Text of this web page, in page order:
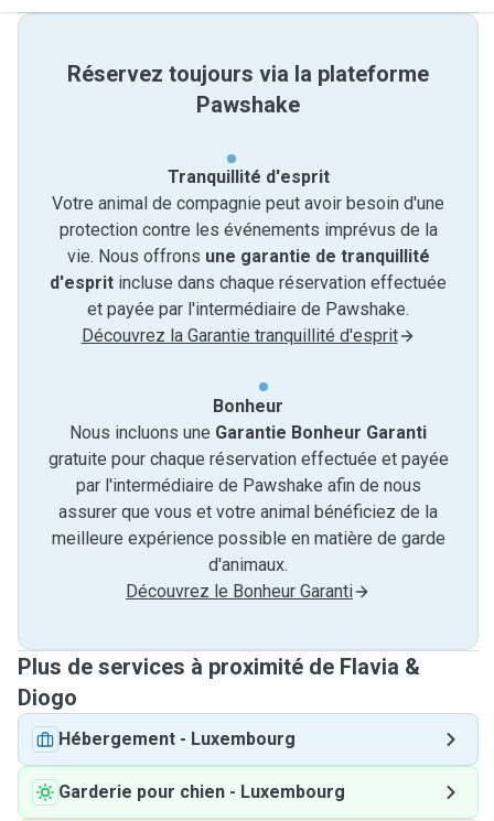
Réservez toujours via la plateforme
Pawshake
Tranquillité d'esprit
Votre animal de compagnie peut avoir besoin d'une
protection contre les événements imprévus de la
vie. Nous offrons une garantie de tranquillité
d'esprit incluse dans chaque réservation effectuée
et payée par l'intermédiaire de Pawshake.
Découvrez la Garantie tranquillité d'esprit
Bonheur
Nous incluons une Garantie Bonheur Garanti
gratuite pour chaque réservation effectuée et payée
par l'intermédiaire de Pawshake afin de nous
assurer que vous et votre animal bénéficiez de la
meilleure expérience possible en matière de garde
d'animaux.
Découvrez le Bonheur Garanti
Plus de services à proximité de Flavia &
Diogo
Hébergement - Luxembourg
Garderie pour chien - Luxembourg